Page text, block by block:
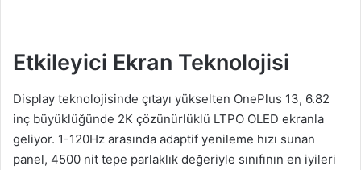
Etkileyici Ekran Teknolojisi
Display teknolojisinde çıtayı yükselten OnePlus 13, 6.82
inç büyüklüğünde 2K çözünürlüklü LTPO OLED ekranla
geliyor. 1-120Hz arasında adaptif yenileme hızı sunan
panel, 4500 nit tepe parlaklık değeriyle sınıfının en iyileri